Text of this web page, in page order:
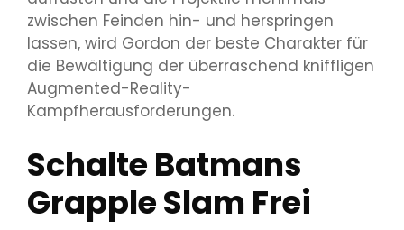
zwischen Feinden hin- und herspringen
lassen, wird Gordon der beste Charakter für
die Bewältigung der überraschend kniffligen
Augmented-Reality-
Kampfherausforderungen.
Schalte Batmans
Grapple Slam Frei